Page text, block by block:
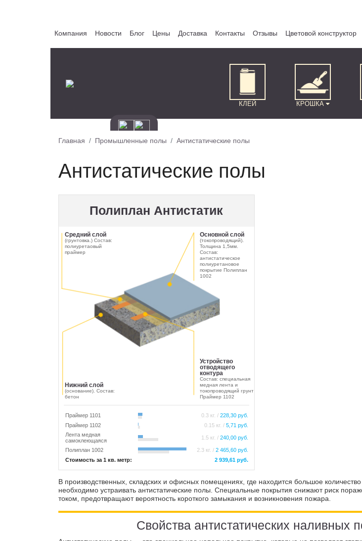
Компания Новости Блог Цены Доставка Контакты Отзывы Цветовой конструктор
КЛЕЙ КРОШКА
Главная Промышленные полы Антистатические полы
Антистатические полы
Полиплан Антистатик
Средний слой
(грунтовка.) Состав:
полиуретаовый
праймер
Нижний слой
(основание). Состав:
бетон
Основной слой
(токопроводящий).
Толщина 1,5мм.
Состав:
антистатическое
полиуретановое
покрытие Полиплан
1002
Устройство
отводящего
контура
Состав: специальная
медная лента и
токопроводящий грунт
Праймер 1102
Праймер 1101 0.3 кг. / 228,30 руб.
Праймер 1102
0.15 кг. / 5,71 руб.
Лента медная
самоклеющаяся
1.5 кг. / 240,00 руб.
Полиплан 1002 2.3 кг. / 2 465,60 руб.
Стоимость за 1 кв. метр:
2 939,61 руб.
В производственных, складских и офисных помещениях, где находится большое количество
необходимо устраивать антистатические полы. Специальные покрытия снижают риск
током, предотвращают вероятность короткого замыкания и возникновения пожара.
Свойства антистатических наливных